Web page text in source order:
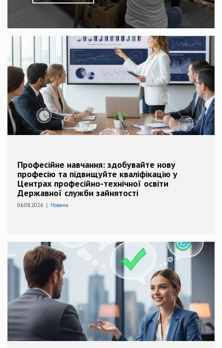
Професійне навчання: здобувайте нову
професію та підвищуйте кваліфікацію у
Центрах професійно-технічної освіти
Державної служби зайнятості
06.08.2026 | Новини